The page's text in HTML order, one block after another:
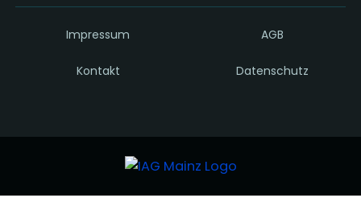
Impressum AGB
Kontakt Datenschutz